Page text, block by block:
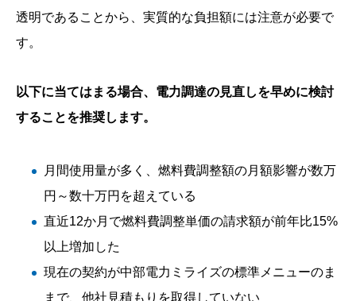
透明であることから、実質的な負担額には注意が必要で
す。
以下に当てはまる場合、電力調達の見直しを早めに検討
することを推奨します。
月間使用量が多く、燃料費調整額の月額影響が数万
円～数十万円を超えている
直近12か月で燃料費調整単価の請求額が前年比15%
以上増加した
現在の契約が中部電力ミライズの標準メニューのま
まで、他社見積もりを取得していない